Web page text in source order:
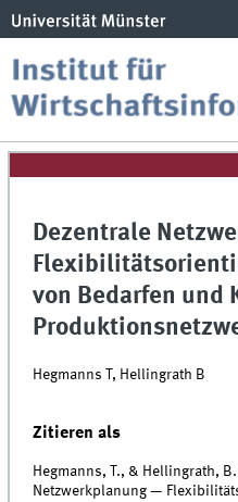
Dezentrale
von Bedarfen und
Hegmanns T, Hellingrath B
Zitieren als
Hegmanns, T., & Hellingrath,
Netzwerkplanung —